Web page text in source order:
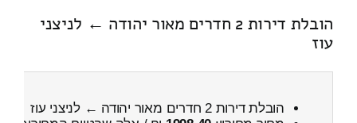
הובלת דירות 2 חדרים מאור יהודה ← לניצני
עוז
הובלת דירות 2 חדרים מאור יהודה ← לניצני עוז